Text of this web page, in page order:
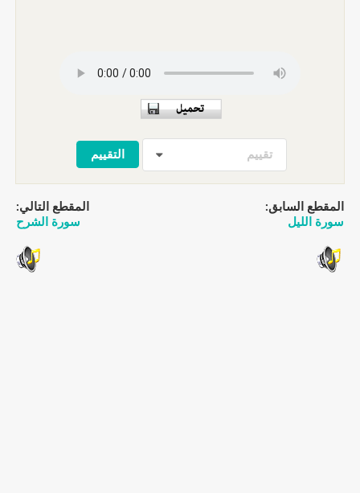
السابق:
الليل
المقطع التالي:
سورة الشرح